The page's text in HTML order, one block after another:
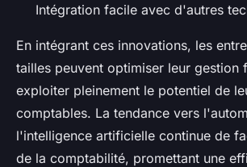
Intégration facile avec d'autres
En intégrant ces innovations, les
tailles peuvent optimiser leur gestion
exploiter pleinement le potentiel de
comptables. La tendance vers
l'intelligence artificielle continue de
de la comptabilité, promettant une